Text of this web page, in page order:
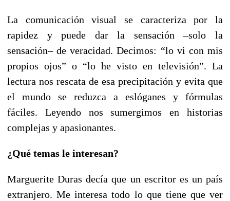
La comunicación visual se caracteriza por la
rapidez y puede dar la sensación –solo la
sensación– de veracidad. Decimos: “lo vi con mis
propios ojos” o “lo he visto en televisión”. La
lectura nos rescata de esa precipitación y evita que
el mundo se reduzca a eslóganes y fórmulas
fáciles. Leyendo nos sumergimos en historias
complejas y apasionantes.
¿Qué temas le interesan?
Marguerite Duras decía que un escritor es un país
extranjero. Me interesa todo lo que tiene que ver